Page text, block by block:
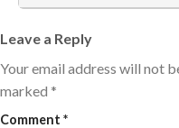
Leave a Reply
Your email address will not
marked *
Comment *